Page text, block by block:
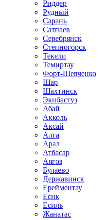
Риддер
Рудный
Сарань
Сатпаев
Серебрянск
Степногорск
Текели
Темиртау
Форт-Шевченко
Шар
Шахтинск
Экибастуз
Абай
Акколь
Аксай
Алга
Арал
Атбасар
Аягоз
Булаево
Державинск
Ерейментау
Есик
Есиль
Жанатас